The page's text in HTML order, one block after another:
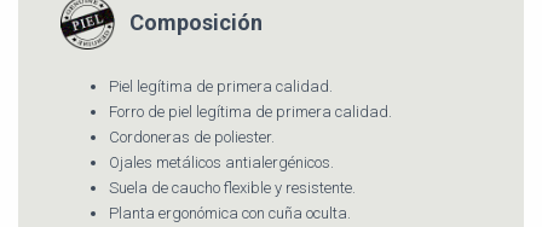
Composición
Piel legítima de primera calidad.
Forro de piel legítima de primera calidad.
Cordoneras de poliester.
Ojales metálicos antialergénicos.
Suela de caucho flexible y resistente.
Planta ergonómica con cuña oculta.